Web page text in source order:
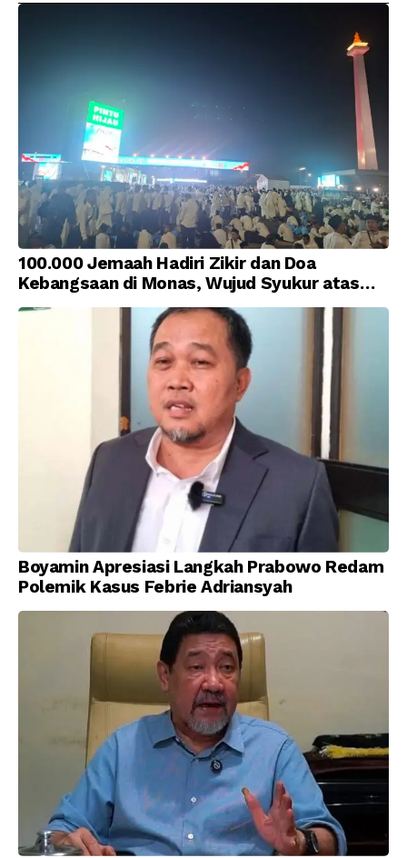
100.000 Jemaah Hadiri Zikir dan Doa
Kebangsaan di Monas, Wujud Syukur atas
Kemerdekaan Indonesia
Boyamin Apresiasi Langkah Prabowo Redam
Polemik Kasus Febrie Adriansyah